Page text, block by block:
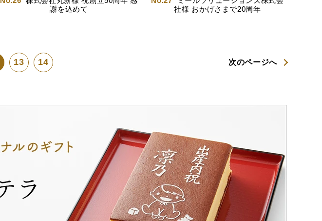
謝を込めて
社様 おかげさまで20周年
13 14 次のページへ